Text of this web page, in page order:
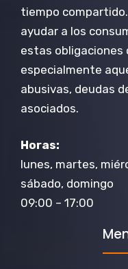
tiempo
ayudar a los
estas
especialmente
abusivas, deudas
asociados.
Horas:
lunes, martes,
sábado, domingo
09:00 – 17:00